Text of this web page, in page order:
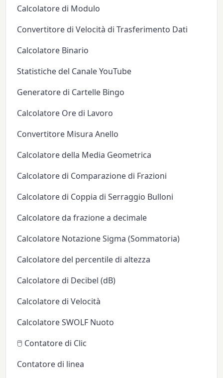
Calcolatore di Modulo
Convertitore di Velocità di Trasferimento Dati
Calcolatore Binario
Statistiche del Canale YouTube
Generatore di Cartelle Bingo
Calcolatore Ore di Lavoro
Convertitore Misura Anello
Calcolatore della Media Geometrica
Calcolatore di Comparazione di Frazioni
Calcolatore di Coppia di Serraggio Bulloni
Calcolatore da frazione a decimale
Calcolatore Notazione Sigma (Sommatoria)
Calcolatore del percentile di altezza
Calcolatore di Decibel (dB)
Calcolatore di Velocità
Calcolatore SWOLF Nuoto
🖱️ Contatore di Clic
Contatore di linea